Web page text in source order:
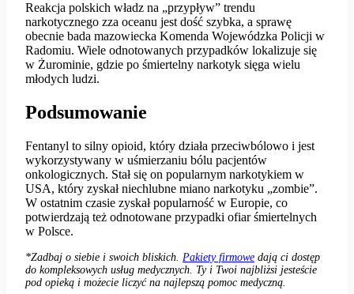
Reakcja polskich władz na „przypływ” trendu
narkotycznego zza oceanu jest dość szybka, a sprawę
obecnie bada mazowiecka Komenda Wojewódzka Policji w
Radomiu. Wiele odnotowanych przypadków lokalizuje się
w Żurominie, gdzie po śmiertelny narkotyk sięga wielu
młodych ludzi.
Podsumowanie
Fentanyl to silny opioid, który działa przeciwbólowo i jest
wykorzystywany w uśmierzaniu bólu pacjentów
onkologicznych. Stał się on popularnym narkotykiem w
USA, który zyskał niechlubne miano narkotyku „zombie”.
W ostatnim czasie zyskał popularność w Europie, co
potwierdzają też odnotowane przypadki ofiar śmiertelnych
w Polsce.
*Zadbaj o siebie i swoich bliskich. Pakiety firmowe dają ci dostęp
do kompleksowych usług medycznych. Ty i Twoi najbliżsi jesteście
pod opieką i możecie liczyć na najlepszą pomoc medyczną.